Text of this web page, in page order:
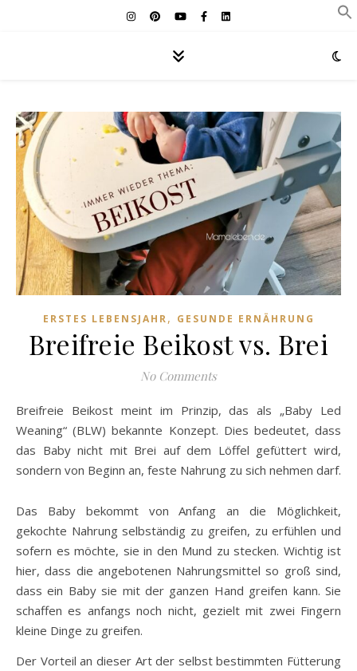
ERSTES LEBENSJAHR, GESUNDE ERNÄHRUNG
Breifreie Beikost vs. Brei
No Comments
Breifreie Beikost meint im Prinzip, das als „Baby Led
Weaning“ (BLW) bekannte Konzept. Dies bedeutet, dass
das Baby nicht mit Brei auf dem Löffel gefüttert wird,
sondern von Beginn an, feste Nahrung zu sich nehmen darf.
Das Baby bekommt von Anfang an die Möglichkeit,
gekochte Nahrung selbständig zu greifen, zu erfühlen und
sofern es möchte, sie in den Mund zu stecken. Wichtig ist
hier, dass die angebotenen Nahrungsmittel so groß sind,
dass ein Baby sie mit der ganzen Hand greifen kann. Sie
schaffen es anfangs noch nicht, gezielt mit zwei Fingern
kleine Dinge zu greifen.
Der Vorteil an dieser Art der selbst bestimmten Fütterung